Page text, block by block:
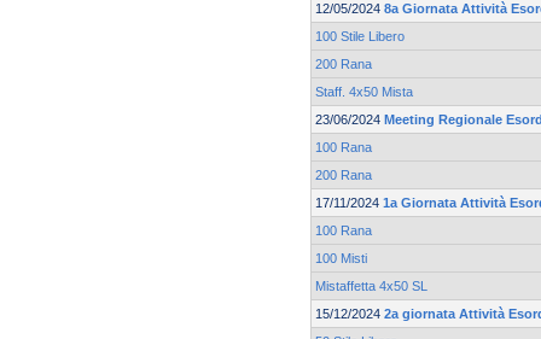
12/05/2024 8a Giornata Attività
100 Stile Libero
200 Rana
Staff. 4x50 Mista
23/06/2024 Meeting Regionale
100 Rana
200 Rana
17/11/2024 1a Giornata Attività
100 Rana
100 Misti
Mistaffetta 4x50 SL
15/12/2024 2a giornata Attività